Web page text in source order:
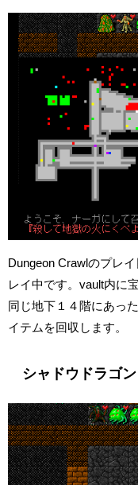
Dungeon Crawlのプレ
レイ中です。vault内に
同じ地下１４階にあっ
イテムを回収します。
シャドウドラゴン